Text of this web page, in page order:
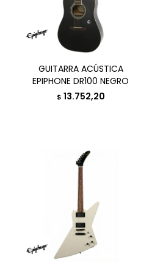
GUITARRA ACÚSTICA
EPIPHONE DR100 NEGRO
$ 13.752,20